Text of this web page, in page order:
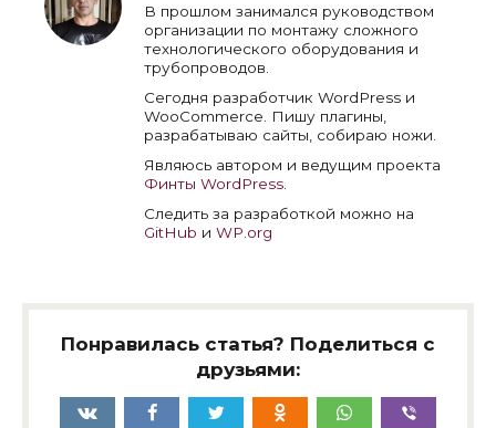
В прошлом занимался руководством
организации по монтажу сложного
технологического оборудования и
трубопроводов.
Сегодня разработчик WordPress и
WooCommerce. Пишу плагины,
разрабатываю сайты, собираю ножи.
Являюсь автором и ведущим проекта
Финты WordPress
Следить за разработкой можно на
GitHub и WP.org
Понравилась статья? Поделиться с
друзьями: